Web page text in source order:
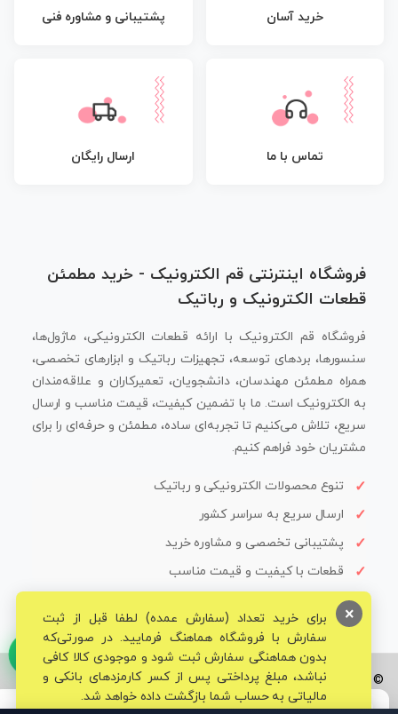
خرید آسان پشتیبانی و مشاوره فنی
تماس با ما ارسال رایگان
فروشگاه اینترنتی قم الکترونیک - خرید مطمئن
قطعات الکترونیک و رباتیک
فروشگاه قم الکترونیک با ارائه قطعات الکترونیکی، ماژول‌ها،
سنسورها، بردهای توسعه، تجهیزات رباتیک و ابزارهای تخصصی،
همراه مطمئن مهندسان، دانشجویان، تعمیرکاران و علاقه‌مندان
به الکترونیک است. ما با تضمین کیفیت، قیمت مناسب و ارسال
سریع، تلاش می‌کنیم تا تجربه‌ای ساده، مطمئن و حرفه‌ای را برای
مشتریان خود فراهم کنیم.
تنوع محصولات الکترونیکی و رباتیک
ارسال سریع به سراسر کشور
پشتیبانی تخصصی و مشاوره خرید
قطعات با کیفیت و قیمت مناسب
© تمامی حقوق برای فروشگاه تخصصی قم الکترونیک محفوظ می‌باشد.
برای خرید تعداد (سفارش عمده) لطفا قبل از ثبت
سفارش با فروشگاه هماهنگ فرمایید. در صورتی‌که
بدون هماهنگی سفارش ثبت شود و موجودی کالا کافی
نباشد، مبلغ پرداختی پس از کسر کارمزدهای بانکی و
مالیاتی به حساب شما بازگشت داده خواهد شد.
×